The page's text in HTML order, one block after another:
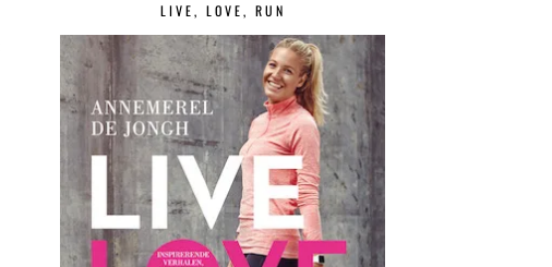
LIVE, LOVE, RUN